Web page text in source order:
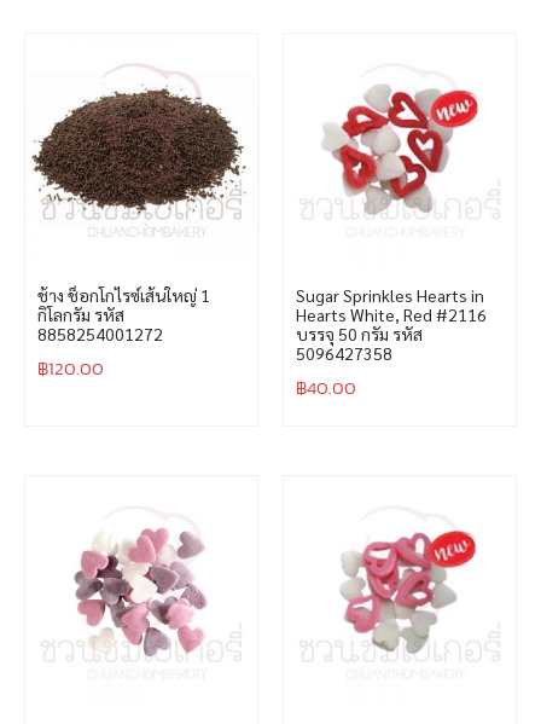
ช้าง ช็อกโกไรซ์เส้นใหญ่ 1
กิโลกรัม รหัส
8858254001272
฿120.00
Sugar Sprinkles Hearts in
Hearts White, Red #2116
บรรจุ 50 กรัม รหัส
5096427358
฿40.00